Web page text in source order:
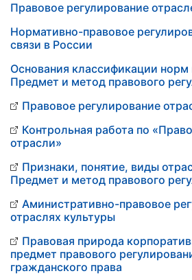
Правовое регулирование
Нормативно-правовое
связи в России
Основания классификации норм
Предмет и метод правового
Правовое регулирование
Контрольная работа по
отрасли»
Признаки, понятие, виды
Предмет и метод правового
Аминистративно-правовое
отраслях культуры
Правовая природа
предмет правового
гражданского права